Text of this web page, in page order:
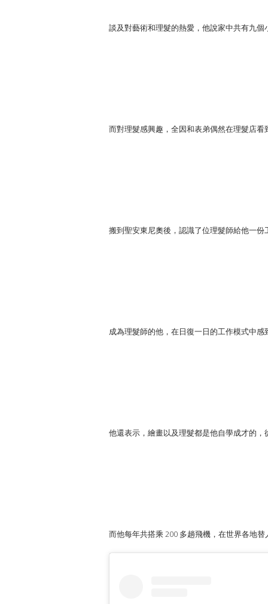
談及對藝術和理髮的熱愛，他說家中共有九
而對理髮感興趣，全因和表弟偶然在理髮店
搬到聖安東尼奧後，認識了位理髮師給他一
成為理髮師的他，在日復一日的工作模式中
他還表示，繪畫以及理髮都是他自學成才的
而他每年共搭乘 200 多趟飛機，在世界各地